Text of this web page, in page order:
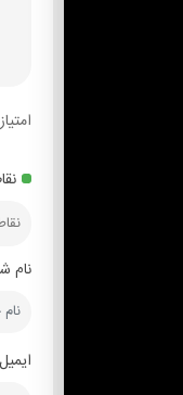
نام